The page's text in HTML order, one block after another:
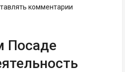
комментарии
Посаде